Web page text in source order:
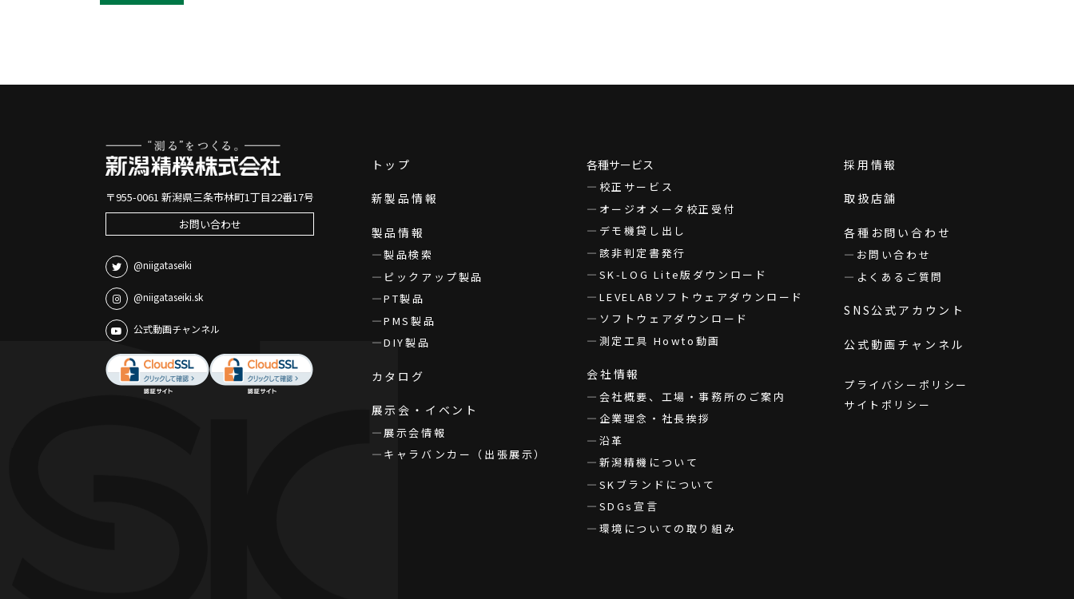
〒955-0061 新潟県三条市林町1丁目22番17号
お問い合わせ
@niigataseiki
@niigataseiki.sk
公式動画チャンネル
トップ
新製品情報
製品情報
製品検索
ピックアップ製品
PT製品
PMS製品
DIY製品
カタログ
展示会・イベント
展示会情報
キャラバンカー（出張展示）
各種サービス
校正サービス
オージオメータ校正受付
デモ機貸し出し
該非判定書発行
SK-LOG Lite版ダウンロード
LEVELABソフトウェアダウンロード
ソフトウェアダウンロード
測定工具 Howto動画
会社情報
会社概要、工場・事務所のご案内
企業理念・社長挨拶
沿革
新潟精機について
SKブランドについて
SDGs宣言
環境についての取り組み
採用情報
取扱店舗
各種お問い合わせ
お問い合わせ
よくあるご質問
SNS公式アカウント
公式動画チャンネル
プライバシーポリシー
サイトポリシー